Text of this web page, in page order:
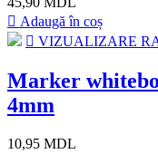
Adaugă în coș
VIZUALIZARE
Marker
4mm
10,95 MDL